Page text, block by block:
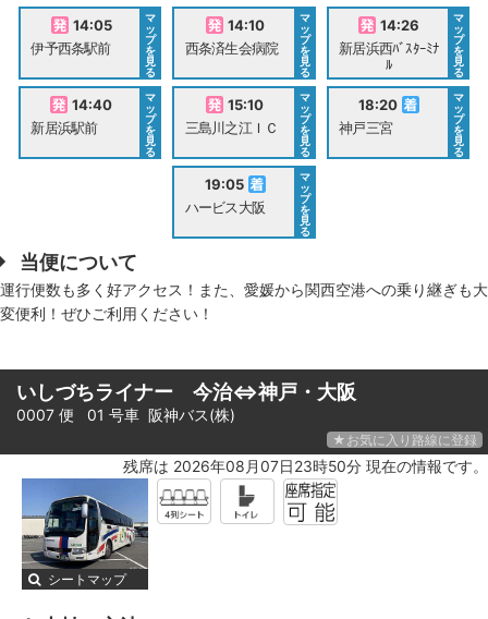
14:05
伊予西条駅前
マ
ッ
プ
を
見
る
14:10
西条済生会病院
マ
ッ
プ
を
見
る
14:26
新居浜西ﾊﾞｽﾀｰﾐﾅ
ﾙ
マ
ッ
プ
を
見
る
14:40
新居浜駅前
マ
ッ
プ
を
見
る
15:10
三島川之江ＩＣ
マ
ッ
プ
を
見
る
18:20
神戸三宮
マ
ッ
プ
を
見
る
19:05
ハービス大阪
マ
ッ
プ
を
見
る
当便について
運行便数も多く好アクセス！また、愛媛から関西空港への乗り継ぎも大
変便利！ぜひご利用ください！
いしづちライナー 今治⇔神戸・大阪
0007 便 01 号車 阪神バス(株)
★お気に入り路線に登録
残席は 2026年08月07日23時50分 現在の情報です。
シートマップ